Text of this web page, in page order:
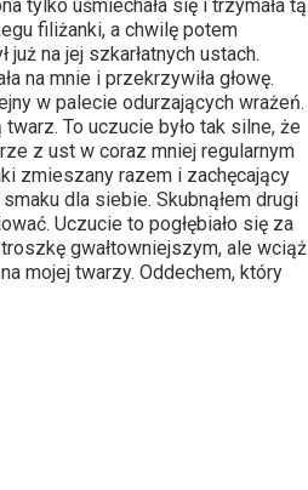
tylko uśmiechała się i trzymała tą
filiżanki, a chwilę potem
już na jej szkarłatnych ustach.
na mnie i przekrzywiła głowę.
w palecie odurzających wrażeń.
To uczucie było tak silne, że
z ust w coraz mniej regularnym
zmieszany razem i zachęcający
dla siebie. Skubnąłem drugi
Uczucie to pogłębiało się za
gwałtowniejszym, ale wciąż
mojej twarzy. Oddechem, który